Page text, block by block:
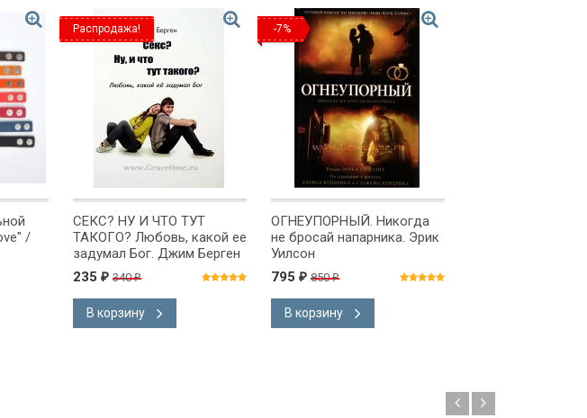
/
Распродажа!
СЕКС? НУ И ЧТО ТУТ
ТАКОГО? Любовь, какой ее
задумал Бог. Джим Берген
235 ₽ 340₽
В корзину
-7%
ОГНЕУПОРНЫЙ. Никогда
не бросай напарника. Эрик
Уилсон
795 ₽ 850₽
В корзину